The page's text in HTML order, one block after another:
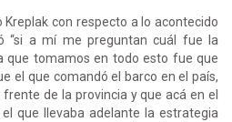
con respecto a lo acontecido
“si a mí me preguntan cuál fue la
que tomamos en todo esto fue que
el que comandó el barco en el país,
de la provincia y que acá en el
que llevaba adelante la estrategia